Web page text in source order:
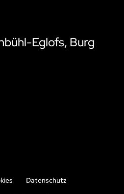
Eglofs, Burg
Datenschutz